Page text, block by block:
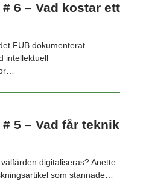
6 – Vad kostar ett
FUB dokumenterat
intellektuell
5 – Vad får teknik
digitaliseras? Anette
som stannade…